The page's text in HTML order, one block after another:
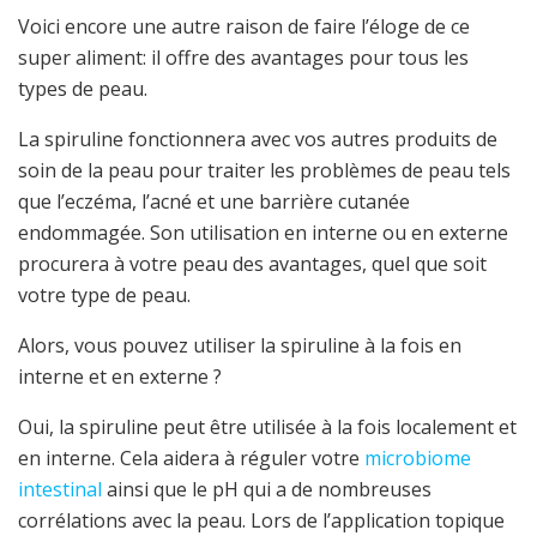
Voici encore une autre raison de faire l’éloge de ce
super aliment: il offre des avantages pour tous les
types de peau.
La spiruline fonctionnera avec vos autres produits de
soin de la peau pour traiter les problèmes de peau tels
que l’eczéma, l’acné et une barrière cutanée
endommagée. Son utilisation en interne ou en externe
procurera à votre peau des avantages, quel que soit
votre type de peau.
Alors, vous pouvez utiliser la spiruline à la fois en
interne et en externe ?
Oui, la spiruline peut être utilisée à la fois localement et
en interne. Cela aidera à réguler votre microbiome
intestinal ainsi que le pH qui a de nombreuses
corrélations avec la peau. Lors de l’application topique